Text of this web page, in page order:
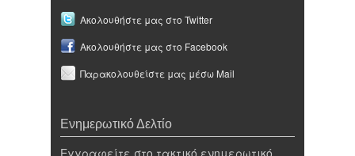
Ακολουθήστε μας στο Twitter
Ακολουθήστε μας στο Facebook
Παρακολουθείστε μας μέσω Mail
Ενημερωτικό Δελτίο
Εγγραφείτε στο τακτικό ενημερωτικό